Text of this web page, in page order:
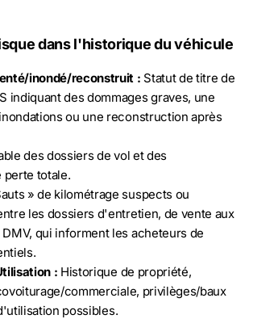
dans l'historique du véhicule
inondé/reconstruit : Statut de titre de
indiquant des dommages graves, une
ou une reconstruction après
des dossiers de vol et des
perte totale.
» de kilométrage suspects ou
les dossiers d'entretien, de vente aux
qui informent les acheteurs de
: Historique de propriété,
commerciale, privilèges/baux
possibles.